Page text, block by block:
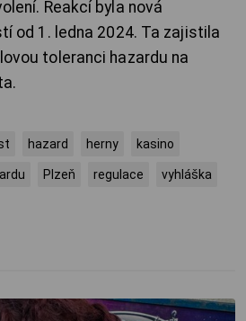
Reakcí byla nová
od 1. ledna 2024. Ta zajistila
toleranci hazardu na
hazard herny kasino
Plzeň regulace vyhláška